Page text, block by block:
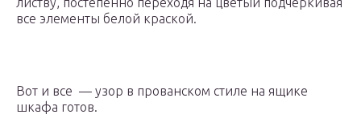
все элементы белой краской.
Вот и все — узор в прованском стиле на ящике
шкафа готов.